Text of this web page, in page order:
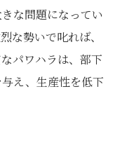
な問題になってい
な勢いで叱れば、
パワハラは、部下
え、生産性を低下